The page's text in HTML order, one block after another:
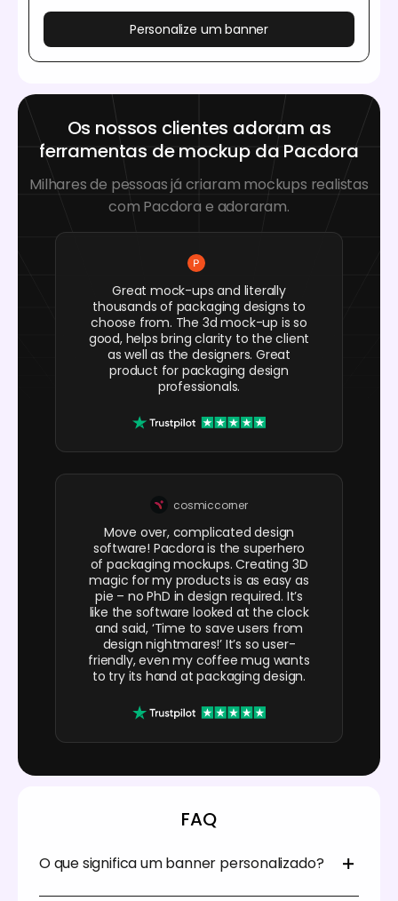
Personalize um banner
Os nossos clientes adoram as
ferramentas de mockup da Pacdora
Milhares de pessoas já criaram mockups realistas
com Pacdora e adoraram.
Great mock-ups and literally
thousands of packaging designs to
choose from. The 3d mock-up is so
good, helps bring clarity to the client
as well as the designers. Great
product for packaging design
professionals.
cosmiccorner
Move over, complicated design
software! Pacdora is the superhero
of packaging mockups. Creating 3D
magic for my products is as easy as
pie – no PhD in design required. It’s
like the software looked at the clock
and said, ‘Time to save users from
design nightmares!’ It’s so user-
friendly, even my coffee mug wants
to try its hand at packaging design.
FAQ
O que significa um banner personalizado?